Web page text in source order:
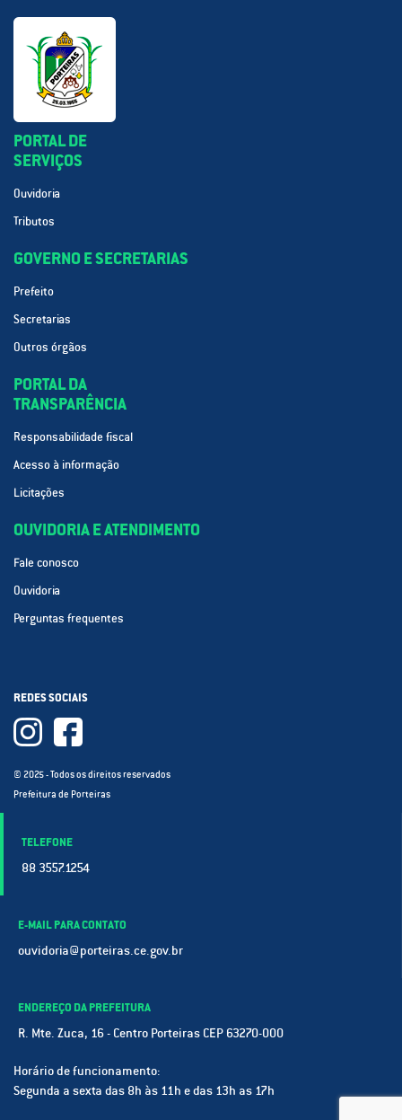
PORTAL DE
SERVIÇOS
Ouvidoria
Tributos
GOVERNO E SECRETARIAS
Prefeito
Secretarias
Outros órgãos
PORTAL DA
TRANSPARÊNCIA
Responsabilidade fiscal
Acesso à informação
Licitações
OUVIDORIA E ATENDIMENTO
Fale conosco
Ouvidoria
Perguntas frequentes
REDES SOCIAIS
© 2025 - Todos os direitos reservados
Prefeitura de Porteiras
TELEFONE
88 3557.1254
E-MAIL PARA CONTATO
ouvidoria@porteiras.ce.gov.br
ENDEREÇO DA PREFEITURA
R. Mte. Zuca, 16 - Centro Porteiras CEP 63270-000
Horário de funcionamento:
Segunda a sexta das 8h às 11h e das 13h as 17h